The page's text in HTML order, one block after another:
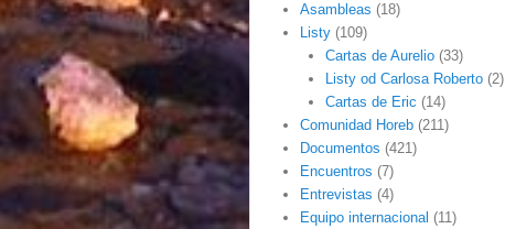
Asambleas (18)
Listy (109)
Cartas de Aurelio(33)
Listy od Carlosa Roberto(2)
Cartas de Eric (14)
Comunidad Horeb (211)
Documentos (421)
Encuentros (7)
Entrevistas (4)
Equipo internacional (11)